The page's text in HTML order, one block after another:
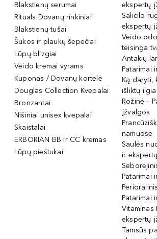
Blakstienų serumai
Rituals Dovanų rinkiniai
Blakstienų tušai
Šukos ir plaukų šepečiai
Lūpų blizgiai
Veido kremai vyrams
Kuponas / Dovanų kortelė
Douglas Collection Kvepalai
Bronzantai
Nišiniai unisex kvepalai
Skaistalai
ERBORIAN BB ir CC kremas
Lūpų pieštukai
ekspertų
Salicilo
ekspertų
Veido
teisinga
Antakių
Patarimai
Ką daryti,
išliktų
Rožinė –
įžvalgos
namuose
Saulės
ir
Patarimai
Patarimai
Vitaminas
ekspertų
Tamsūs